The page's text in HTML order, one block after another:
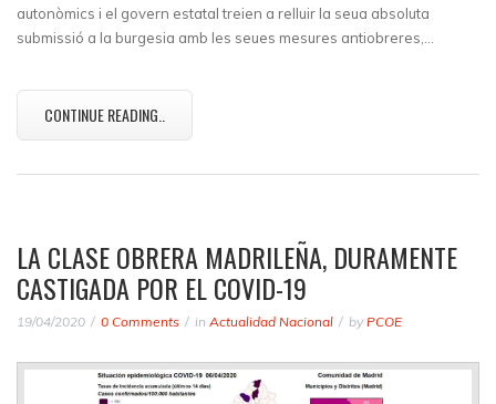
autonòmics i el govern estatal treien a relluir la seua absoluta
submissió a la burgesia amb les seues mesures antiobreres,…
CONTINUE READING..
LA CLASE OBRERA MADRILEÑA, DURAMENTE
CASTIGADA POR EL COVID-19
19/04/2020 0 Comments in Actualidad Nacional by PCOE